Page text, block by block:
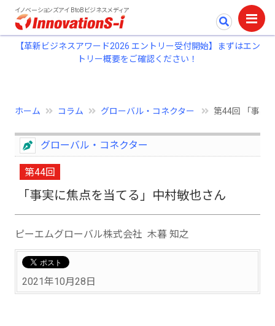
イノベーションズアイ BtoBビジネスメディア
【革新ビジネスアワード2026 エントリー受付開始】まずはエン
トリー概要をご確認ください！
ホーム コラム グローバル・コネクター 第44回 「事実
グローバル・コネクター
第44回
「事実に焦点を当てる」中村敏也さん
ピーエムグローバル株式会社 木暮 知之
2021年10月28日